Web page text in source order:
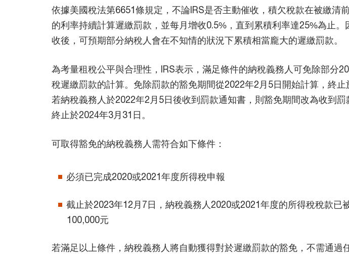
依據美國稅法第6651條規定，不論IRS是否主動催收，積欠稅款在被繳清
的利率持續計算遲繳罰款，並每月增收0.5%，直到累積利率達25%為止。
收後，可預期部分納稅人會在不知情的狀況下累積相當龐大的遲繳罰款。
為考量租稅公平與合理性，IRS表示，滿足條件的納稅義務人可免除部分
稅遲繳罰款的計算。免除罰款的豁免期間從2022年2月5日開始計算，終止
若納稅義務人於2022年2月5日後收到罰款通知書，則豁免期間改為收到
終止於2024年3月31日。
可取得豁免的納稅義務人需符合如下條件：
必須已完成2020或2021年度所得稅申報
截止於2023年12月7日，納稅義務人2020或2021年度的所得稅稅款已
100,000元
若滿足以上條件，納稅義務人將自動獲得對於遲繳罰款的豁免，不需通過